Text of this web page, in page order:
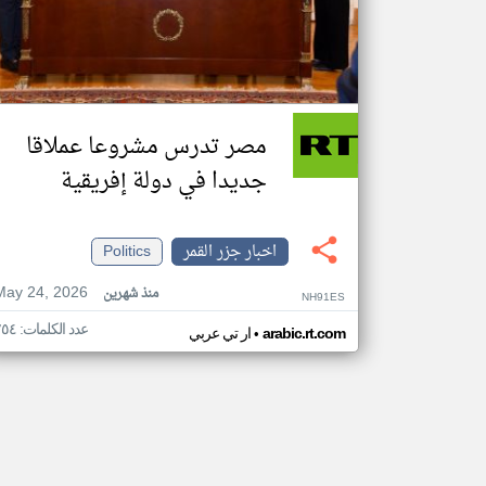
مصر تدرس مشروعا عملاقا
جديدا في دولة إفريقية
اخبار جزر القمر
Politics
24, 2026
منذ شهرين NH91ES
ار تي عربي• arabic.rt.com عدد الكلمات: ٢٥٤